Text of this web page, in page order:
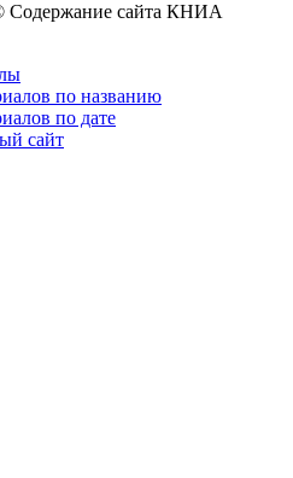
Содержание сайта КНИА
по названию
по дате
сайт